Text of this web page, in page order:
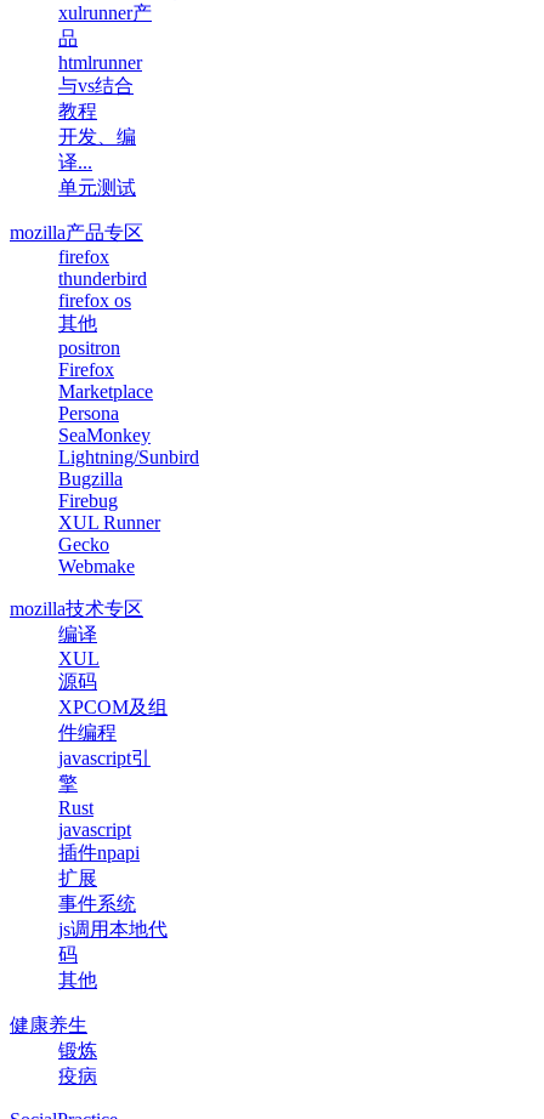
xulrunner产
品
htmlrunner
与vs结合
教程
开发、编
译...
单元测试
mozilla产品专区
firefox
thunderbird
firefox os
其他
positron
Firefox
Marketplace
Persona
SeaMonkey
Lightning/Sunbird
Bugzilla
Firebug
XUL Runner
Gecko
Webmake
mozilla技术专区
编译
XUL
源码
XPCOM及组
件编程
javascript引
擎
Rust
javascript
插件npapi
扩展
事件系统
js调用本地代
码
其他
健康养生
锻炼
疫病